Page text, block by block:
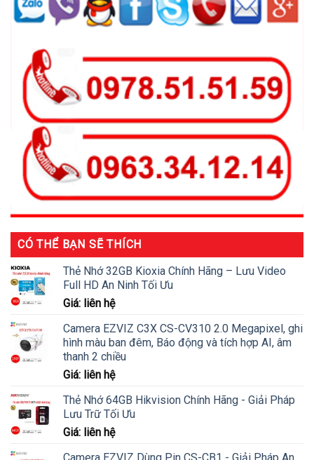
CÓ THỂ BẠN SẼ THÍCH
Thẻ Nhớ 32GB Kioxia Chính Hãng – Lưu Video
Full HD An Ninh Tối Ưu
Giá: liên hệ
Camera EZVIZ C3X CS-CV310 2.0 Megapixel, ghi
hình màu ban đêm, Báo động và tích hợp AI, âm
thanh 2 chiều
Giá: liên hệ
Thẻ Nhớ 64GB Hikvision Chính Hãng - Giải Pháp
Lưu Trữ Tối Ưu
Giá: liên hệ